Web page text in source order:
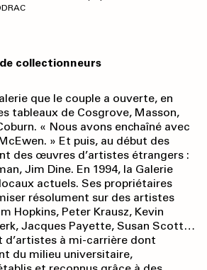
collectionneurs
que le couple a ouverte, en
tableaux de Cosgrove, Masson,
« Nous avons enchaîné avec
» Et puis, au début des
des œuvres d’artistes étrangers :
Jim Dine. En 1994, la Galerie
actuels. Ses propriétaires
résolument sur des artistes
Hopkins, Peter Krausz, Kevin
Jacques Payette, Susan Scott…
d’artistes à mi-carrière dont
du milieu universitaire,